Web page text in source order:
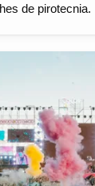
de pirotecnia.